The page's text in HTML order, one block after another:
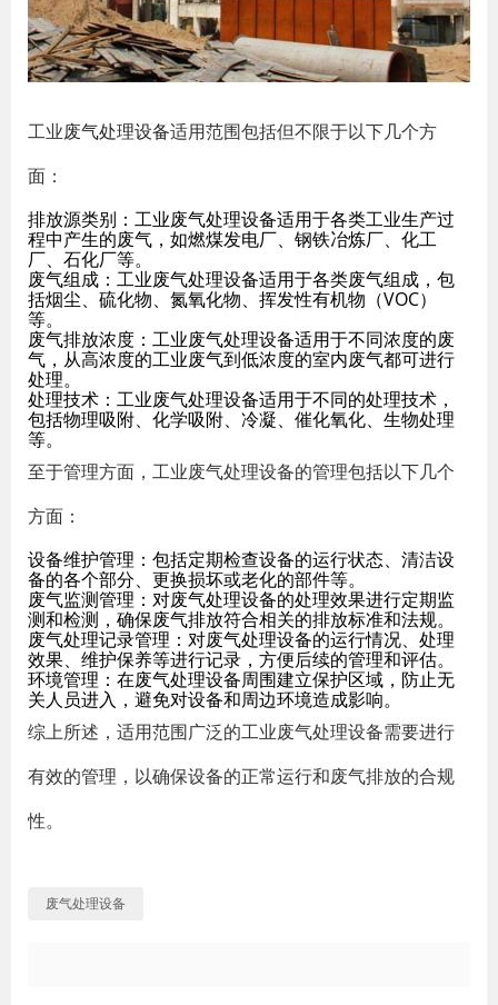
工业废气处理设备适用范围包括但不限于以下几个方
面：
排放源类别：工业废气处理设备适用于各类工业生产过
程中产生的废气，如燃煤发电厂、钢铁冶炼厂、化工
厂、石化厂等。
废气组成：工业废气处理设备适用于各类废气组成，包
括烟尘、硫化物、氮氧化物、挥发性有机物（VOC）
等。
废气排放浓度：工业废气处理设备适用于不同浓度的废
气，从高浓度的工业废气到低浓度的室内废气都可进行
处理。
处理技术：工业废气处理设备适用于不同的处理技术，
包括物理吸附、化学吸附、冷凝、催化氧化、生物处理
等。
至于管理方面，工业废气处理设备的管理包括以下几个
方面：
设备维护管理：包括定期检查设备的运行状态、清洁设
备的各个部分、更换损坏或老化的部件等。
废气监测管理：对废气处理设备的处理效果进行定期监
测和检测，确保废气排放符合相关的排放标准和法规。
废气处理记录管理：对废气处理设备的运行情况、处理
效果、维护保养等进行记录，方便后续的管理和评估。
环境管理：在废气处理设备周围建立保护区域，防止无
关人员进入，避免对设备和周边环境造成影响。
综上所述，适用范围广泛的工业废气处理设备需要进行
有效的管理，以确保设备的正常运行和废气排放的合规
性。
废气处理设备